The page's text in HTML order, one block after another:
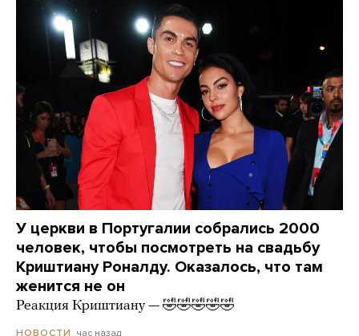
У церкви в Португалии собрались 2000
человек, чтобы посмотреть на свадьбу
Криштиану Роналду. Оказалось, что там
женится не он
Реакция Криштиану — 🤣🤣🤣🤣🤣
НОВОСТИ час назад